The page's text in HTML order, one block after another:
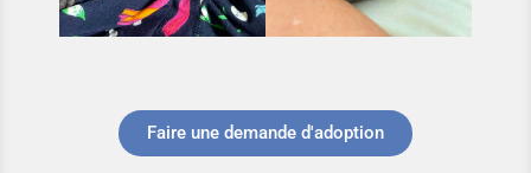
Faire une demande d'adoption